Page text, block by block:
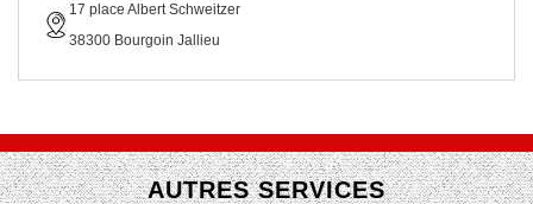
17 place Albert Schweitzer
38300 Bourgoin Jallieu
AUTRES SERVICES